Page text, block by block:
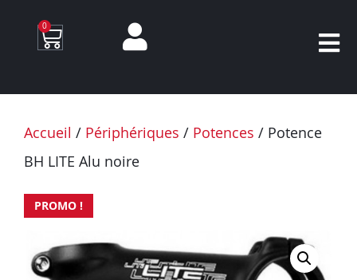
0
Accueil / Périphériques / Potences / Potence
BH LITE Alu noire
PROMO !